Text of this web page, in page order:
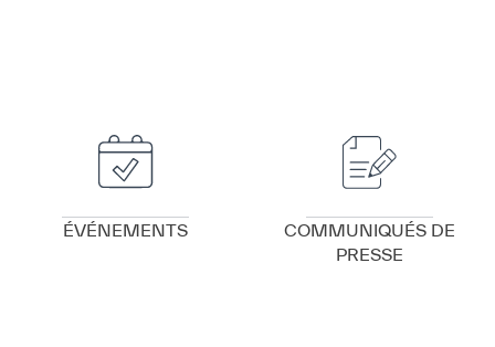
ÉVÉNEMENTS
COMMUNIQUÉS DE
PRESSE